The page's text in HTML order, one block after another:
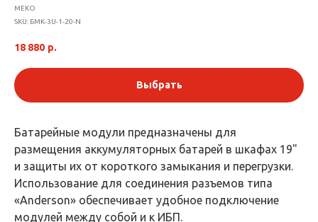
МЕКО
SKU: БМК-3U-1-20-N
18 880 р.
Выбрать
Батарейные модули предназначены для
размещения аккумуляторных батарей в шкафах 19"
и защиты их от короткого замыкания и перегрузки.
Использование для соединения разъемов типа
«Anderson» обеспечивает удобное подключение
модулей между собой и к ИБП.